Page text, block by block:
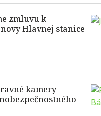
zmluvu k
Hlavnej stanice
kamery